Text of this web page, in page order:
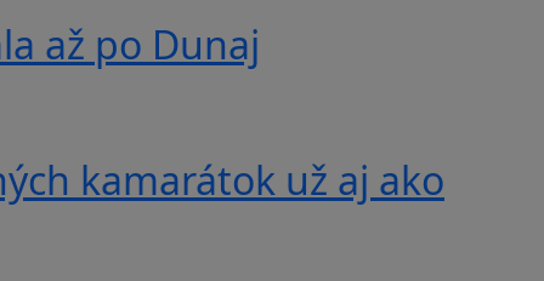
až po Dunaj
kamarátok už aj ako